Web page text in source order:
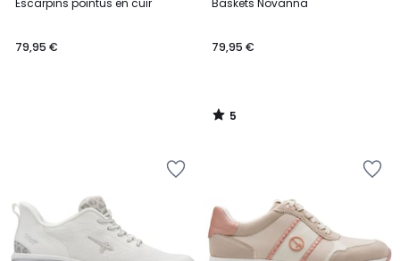
Escarpins pointus en cuir
79,95 €
Baskets Novanna
79,95 €
5
/